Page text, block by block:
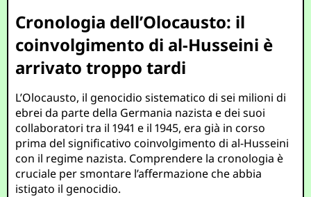
Cronologia dell’Olocausto: il
coinvolgimento di al-Husseini è
arrivato troppo tardi
L’Olocausto, il genocidio sistematico di sei milioni di
ebrei da parte della Germania nazista e dei suoi
collaboratori tra il 1941 e il 1945, era già in corso
prima del significativo coinvolgimento di al-Husseini
con il regime nazista. Comprendere la cronologia è
cruciale per smontare l’affermazione che abbia
istigato il genocidio.